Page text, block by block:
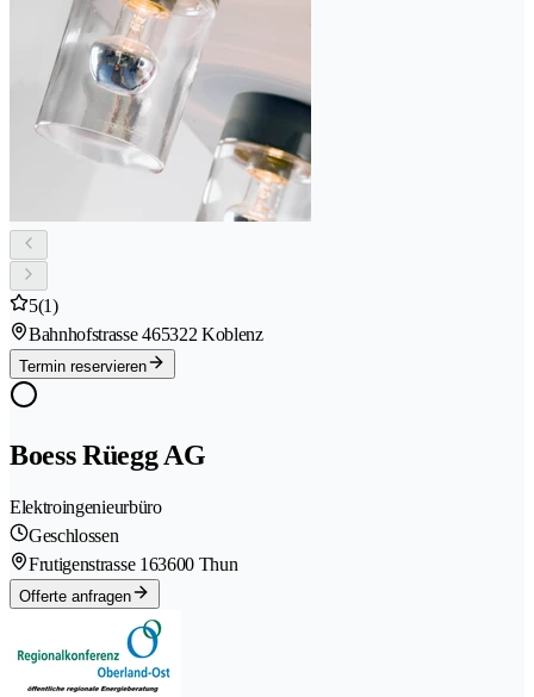
5(1)
Bahnhofstrasse 465322 Koblenz
Termin reservieren
Boess Rüegg AG
Elektroingenieurbüro
Geschlossen
Frutigenstrasse 163600 Thun
Offerte anfragen